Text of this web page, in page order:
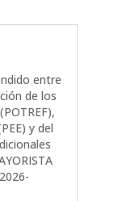
entre
de los
y del